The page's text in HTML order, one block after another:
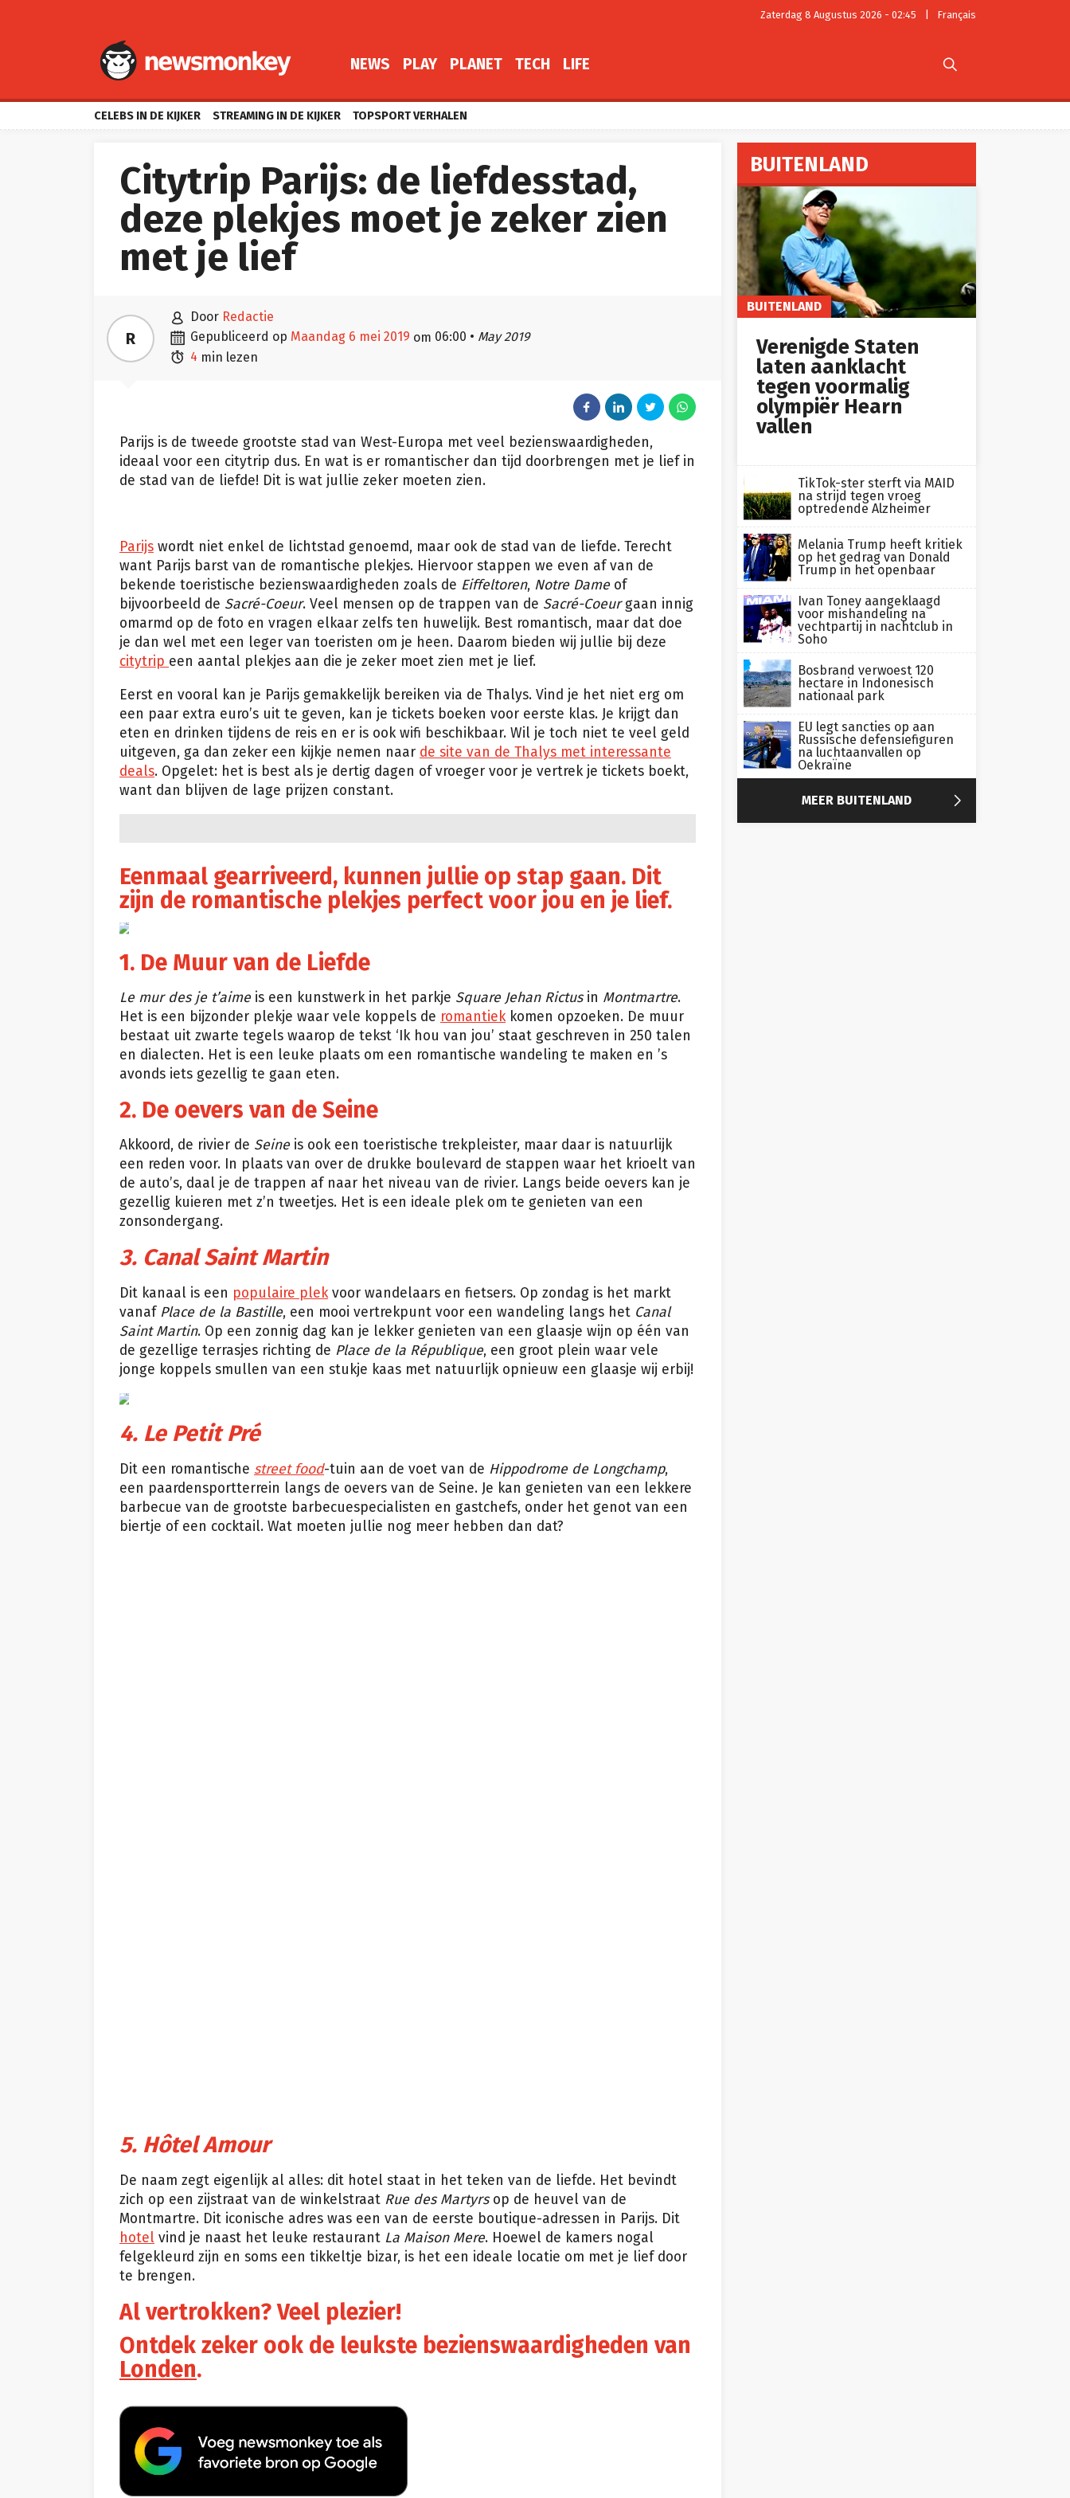
Zaterdag 8 Augustus 2026 - 02:45 Français
NEWS PLAY PLANET TECH LIFE 
CELEBS IN DE KIJKER STREAMING IN DE KIJKER TOPSPORT VERHALEN
Citytrip Parijs: de liefdesstad,
deze plekjes moet je zeker zien
met je lief
R
 door Redactie
 gepubliceerd op maandag 6 mei 2019 om 06:00 • May 2019
 4 min lezen
Parijs is de tweede grootste stad van West-Europa met veel bezienswaardigheden,
ideaal voor een citytrip dus. En wat is er romantischer dan tijd doorbrengen met je lief in
de stad van de liefde! Dit is wat jullie zeker moeten zien.
Parijs wordt niet enkel de lichtstad genoemd, maar ook de stad van de liefde. Terecht
want Parijs barst van de romantische plekjes. Hiervoor stappen we even af van de
bekende toeristische bezienswaardigheden zoals de Eiffeltoren, Notre Dameof
bijvoorbeeld de Sacré-Coeur. Veel mensen op de trappen van de Sacré-Coeurgaan innig
omarmd op de foto en vragen elkaar zelfs ten huwelijk. Best romantisch, maar dat doe
je dan wel met een leger van toeristen om je heen. Daarom bieden wij jullie bij deze
citytrip een aantal plekjes aan die je zeker moet zien met je lief.
Eerst en vooral kan je Parijs gemakkelijk bereiken via de Thalys. Vind je het niet erg om
een paar extra euro’s uit te geven, kan je tickets boeken voor eerste klas. Je krijgt dan
eten en drinken tijdens de reis en er is ook wifi beschikbaar. Wil je toch niet te veel geld
uitgeven, ga dan zeker een kijkje nemen naar de site van de Thalys met interessante
deals. Opgelet: het is best als je dertig dagen of vroeger voor je vertrek je tickets boekt,
want dan blijven de lage prijzen constant.
Eenmaal gearriveerd, kunnen jullie op stap gaan. Dit
zijn de romantische plekjes perfect voor jou en je lief.
Pixabay
1. De Muur van de Liefde
Le mur des je t’aimeis een kunstwerk in het parkje Square Jehan Rictusin Montmartre.
Het is een bijzonder plekje waar vele koppels de romantiekkomen opzoeken. De muur
bestaat uit zwarte tegels waarop de tekst ‘Ik hou van jou’ staat geschreven in 250 talen
en dialecten. Het is een leuke plaats om een romantische wandeling te maken en ’s
avonds iets gezellig te gaan eten.
2. De oevers van de Seine
Akkoord, de rivier de Seineis ook een toeristische trekpleister, maar daar is natuurlijk
een reden voor. In plaats van over de drukke boulevard de stappen waar het krioelt van
de auto’s, daal je de trappen af naar het niveau van de rivier. Langs beide oevers kan je
gezellig kuieren met z’n tweetjes. Het is een ideale plek om te genieten van een
zonsondergang.
3. Canal Saint Martin
Dit kanaal is een populaire plekvoor wandelaars en fietsers. Op zondag is het markt
vanafPlace de la Bastille, een mooi vertrekpunt voor een wandeling langs het Canal
Saint Martin. Op een zonnig dag kan je lekker genieten van een glaasje wijn op één van
de gezellige terrasjes richting de Place de la République, een groot plein waar vele
jonge koppels smullen van een stukje kaas met natuurlijk opnieuw een glaasje wij erbij!
Istock
4. Le Petit Pré
Dit een romantische street food-tuin aan de voet van de Hippodrome de Longchamp,
een paardensportterrein langs de oevers van de Seine. Je kan genieten van een lekkere
barbecue van de grootste barbecuespecialisten en gastchefs, onder het genot van een
biertje of een cocktail. Wat moeten jullie nog meer hebben dan dat?
5. Hôtel Amour
De naam zegt eigenlijk al alles: dit hotel staat in het teken van de liefde. Het bevindt
zich op een zijstraat van de winkelstraat Rue des Martyrsop de heuvel van de
Montmartre. Dit iconische adres was een van de eerste boutique-adressen in Parijs. Dit
hotel vind je naast het leuke restaurant La Maison Mere. Hoewel de kamers nogal
felgekleurd zijn en soms een tikkeltje bizar, is het een ideale locatie om met je lief door
te brengen.
Al vertrokken? Veel plezier!
Ontdek zeker ook de leukste bezienswaardigheden van
Londen.
BUITENLAND
BUITENLAND
Verenigde Staten
laten aanklacht
tegen voormalig
olympiër Hearn
vallen
TikTok-ster sterft via MAID
na strijd tegen vroeg
optredende Alzheimer
Melania Trump heeft kritiek
op het gedrag van Donald
Trump in het openbaar
Ivan Toney aangeklaagd
voor mishandeling na
vechtpartij in nachtclub in
Soho
Bosbrand verwoest 120
hectare in Indonesisch
nationaal park
EU legt sancties op aan
Russische defensiefiguren
na luchtaanvallen op
Oekraïne
MEER BUITENLAND 